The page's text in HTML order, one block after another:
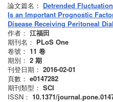
論文篇名： Detrended
Is an Important Prognostic
Disease Receiving Peritoneal
作者： 江福田
期刊名： PLoS One
卷號： 11 卷
期別： 2 期
刊登日期： 2016-02-01
頁數： e0147282
期刊類型： SCI
ISSN： 10.1371/